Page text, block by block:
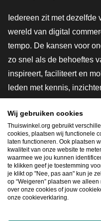
Iedereen zit met dezelfde
wereld van digital
tempo. De kansen voor
zo snel als de behoeftes
inspireert, faciliteert en
leden met kennis,
innovatievere toekomst.
shoppen slimmer.
Lid worden
Snel navigeren
Wij gebruiken cookies
Thuiswinkel.org gebruikt
cookies, plaatsen wij functionele
laten functioneren. Ook plaatsen
kwaliteit van onze website te
waarmee we jou kunnen
te klikken geef je toestemming
je klikt op "Nee, pas aan" kun je
op “Weigeren” plaatsen we
over onze cookies of jouw
onze cookieverklaring.